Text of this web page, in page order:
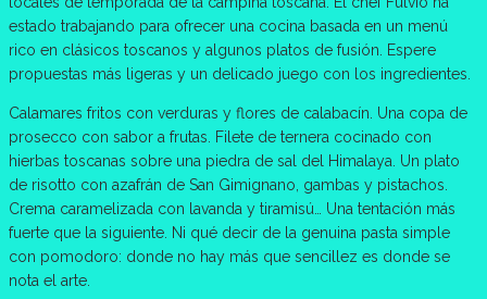
estado trabajando para ofrecer una cocina basada en un menú
rico en clásicos toscanos y algunos platos de fusión. Espere
propuestas más ligeras y un delicado juego con los ingredientes.
Calamares fritos con verduras y flores de calabacín. Una copa de
prosecco con sabor a frutas. Filete de ternera cocinado con
hierbas toscanas sobre una piedra de sal del Himalaya. Un plato
de risotto con azafrán de San Gimignano, gambas y pistachos.
Crema caramelizada con lavanda y tiramisú… Una tentación más
fuerte que la siguiente. Ni qué decir de la genuina pasta simple
con pomodoro: donde no hay más que sencillez es donde se
nota el arte.